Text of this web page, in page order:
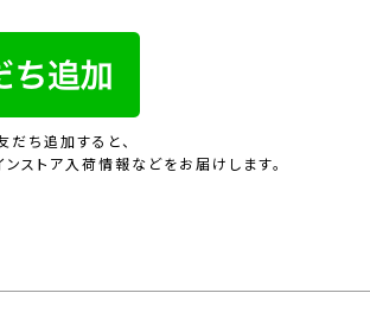
ち追加すると、
ストア入荷情報などをお届けします。